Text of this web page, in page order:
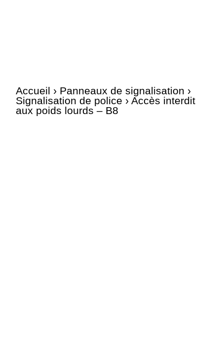
Accueil › Panneaux de signalisation ›
Signalisation de police › Accès interdit
aux poids lourds – B8